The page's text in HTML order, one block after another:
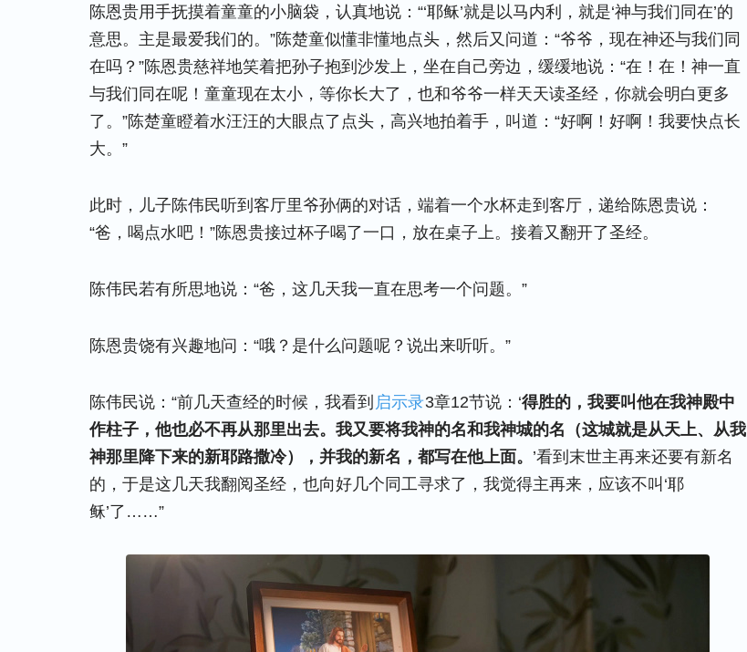
陈恩贵用手抚摸着童童的小脑袋，认真地说：“‘耶稣’就是以马内利，就是‘神与我们同在’的
意思。主是最爱我们的。”陈楚童似懂非懂地点头，然后又问道：“爷爷，现在神还与我们同
在吗？”陈恩贵慈祥地笑着把孙子抱到沙发上，坐在自己旁边，缓缓地说：“在！在！神一直
与我们同在呢！童童现在太小，等你长大了，也和爷爷一样天天读圣经，你就会明白更多
了。”陈楚童瞪着水汪汪的大眼点了点头，高兴地拍着手，叫道：“好啊！好啊！我要快点长
大。”
此时，儿子陈伟民听到客厅里爷孙俩的对话，端着一个水杯走到客厅，递给陈恩贵说：
“爸，喝点水吧！”陈恩贵接过杯子喝了一口，放在桌子上。接着又翻开了圣经。
陈伟民若有所思地说：“爸，这几天我一直在思考一个问题。”
陈恩贵饶有兴趣地问：“哦？是什么问题呢？说出来听听。”
陈伟民说：“前几天查经的时候，我看到 启示录3章12节说：‘得胜的，我要叫他在我神殿中
作柱子，他也必不再从那里出去。我又要将我神的名和我神城的名（这城就是从天上、从我
神那里降下来的新耶路撒冷），并我的新名，都写在他上面。 ’看到末世主再来还要有新名
的，于是这几天我翻阅圣经，也向好几个同工寻求了，我觉得主再来，应该不叫‘耶
稣’了……”